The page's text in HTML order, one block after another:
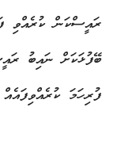
ރައީސްކަން ކުރެއްވި
ބޭފުޅަކަށް ނައިބު
ފުރިހަމަ